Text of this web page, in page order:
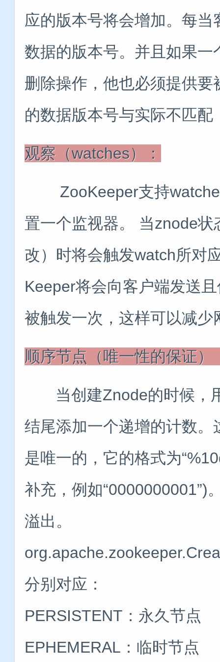
应的版本号将会增加。每
数据的版本号。并且如果
删除操作，他也必须提供
的数据版本号与实际不匹
观察（watches）：
ZooKeeper支持watches
置一个监视器。 当znode
改）时将会触发watch所对
Keeper将会向客户端发送
被触发一次，这样可以减少
顺序节点（唯一性的保证）
当创建Znode的时候，
结尾添加一个递增的计数
是唯一的，它的格式为
补充，例如“0000000001”)
溢出。
分别对应：
PERSISTENT：永久节点
EPHEMERAL：临时节点